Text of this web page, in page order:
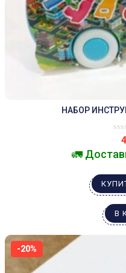
НАБОР
🚛
В
-20%